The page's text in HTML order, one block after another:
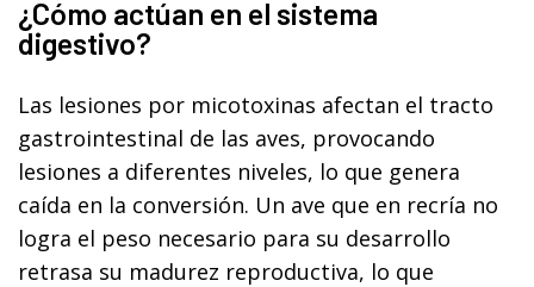
¿Cómo actúan en el sistema
digestivo?
Las lesiones por micotoxinas afectan el tracto
gastrointestinal de las aves, provocando
lesiones a diferentes niveles, lo que genera
caída en la conversión. Un ave que en recría no
logra el peso necesario para su desarrollo
retrasa su madurez reproductiva, lo que